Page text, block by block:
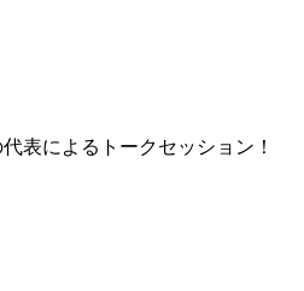
表によるトークセッション！